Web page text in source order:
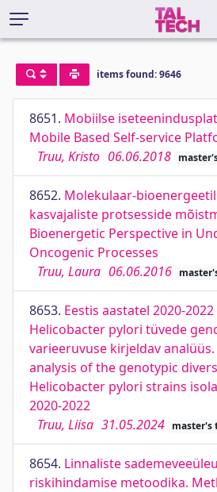
items found: 9646
8651. Mobiilse
Mobile Based Self-service
Truu, Kristo 06.06.2018
8652. Molekulaar-
kasvajaliste protsesside
Bioenergetic Perspective in
Oncogenic Processes
Truu, Laura 06.06.2016
8653. Eestis aastatel 2020-
Helicobacter pylori tüvede
varieeruvuse kirjeldav
analysis of the genotypic
Helicobacter pylori strains
2020-2022
Truu, Liisa 31.05.2024 master's
8654. Linnaliste
riskihindamise metoodika.